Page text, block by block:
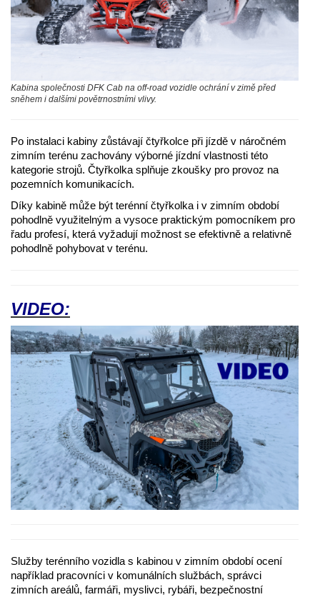
Kabina společnosti DFK Cab na off-road vozidle ochrání v zimě před
sněhem i dalšími povětrnostními vlivy.
Po instalaci kabiny zůstávají čtyřkolce při jízdě v náročném
zimním terénu zachovány výborné jízdní vlastnosti této
kategorie strojů. Čtyřkolka splňuje zkoušky pro provoz na
pozemních komunikacích.
Díky kabině může být terénní čtyřkolka i v zimním období
pohodlně využitelným a vysoce praktickým pomocníkem pro
řadu profesí, která vyžadují možnost se efektivně a relativně
pohodlně pohybovat v terénu.
VIDEO:
Služby terénního vozidla s kabinou v zimním období ocení
například pracovníci v komunálních službách, správci
zimních areálů, farmáři, myslivci, rybáři, bezpečnostní